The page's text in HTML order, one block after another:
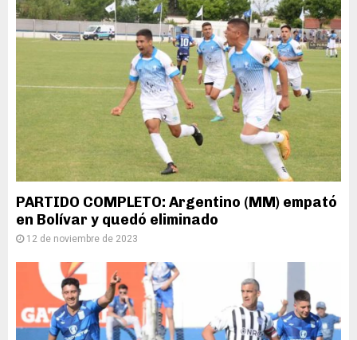
PARTIDO COMPLETO: Argentino (MM) empató
en Bolívar y quedó eliminado
12 de noviembre de 2023